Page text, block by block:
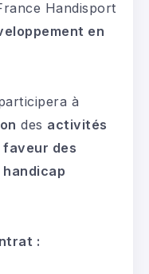
Handisport
en
à
des activités
faveur des
: